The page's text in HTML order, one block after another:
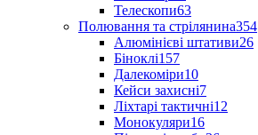
Телескопи63
Полювання та стрілянина354
Алюмінієві штативи26
Біноклі157
Далекоміри10
Кейси захисні7
Ліхтарі тактичні12
Монокуляри16